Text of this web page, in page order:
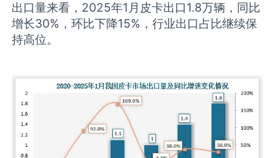
出口量来看，2025年1月皮卡出口1.8万辆，同比
增长30%，环比下降15%，行业出口占比继续保
持高位。